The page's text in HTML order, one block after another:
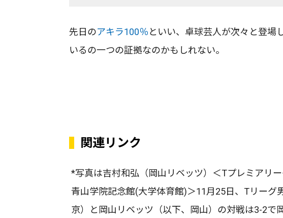
先日のアキラ100％といい、卓球芸人が次々と登場
いるの一つの証拠なのかもしれない。
関連リンク
*写真は吉村和弘（岡山リベッツ）＜Tプレミアリ
青山学院記念館(大学体育館)＞11月25日、Tリーグ
京）と岡山リベッツ（以下、岡山）の対戦は3-2で